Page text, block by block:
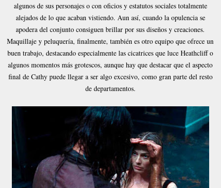
algunos de sus personajes o con oficios y estatutos sociales totalmente
alejados de lo que acaban vistiendo. Aun así, cuando la opulencia se
apodera del conjunto consiguen brillar por sus diseños y creaciones.
Maquillaje y peluquería, finalmente, también es otro equipo que ofrece un
buen trabajo, destacando especialmente las cicatrices que luce Heathcliff o
algunos momentos más grotescos, aunque hay que destacar que el aspecto
final de Cathy puede llegar a ser algo excesivo, como gran parte del resto
de departamentos.